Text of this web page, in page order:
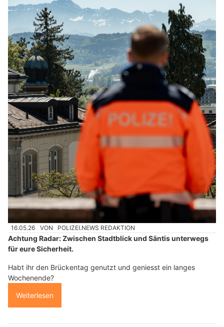
16.05.26 VON POLIZEI.NEWS REDAKTION
Achtung Radar: Zwischen Stadtblick und Säntis unterwegs
für eure Sicherheit.
Habt ihr den Brückentag genutzt und geniesst ein langes
Wochenende?
Weiterlesen